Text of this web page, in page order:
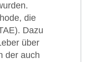
die
Dazu
über
der auch